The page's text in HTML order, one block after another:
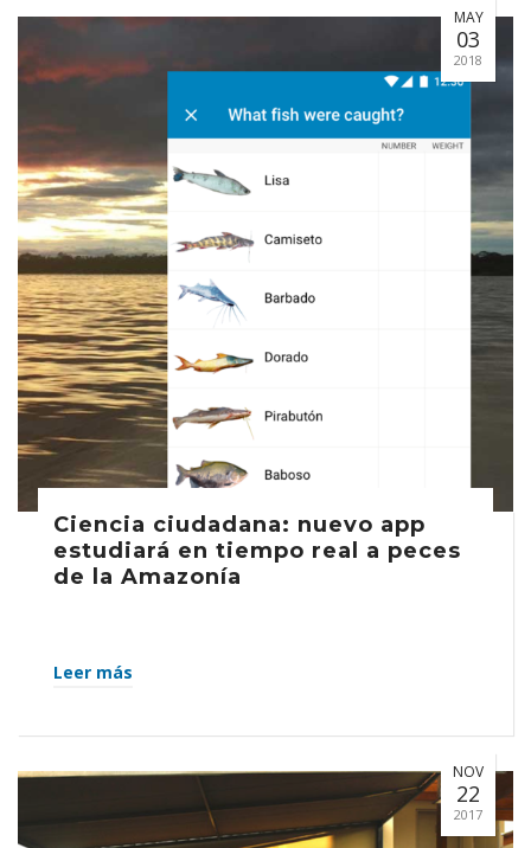
MAY
03
2018
Ciencia ciudadana: nuevo app
estudiará en tiempo real a peces
de la Amazonía
Leer más
NOV
22
2017